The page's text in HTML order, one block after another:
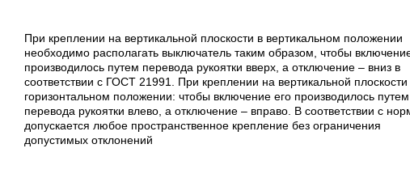
При креплении на вертикальной плоскости в вертикальном положении
необходимо располагать выключатель таким образом, чтобы
производилось путем перевода рукоятки вверх, а отключение – вниз в
соответствии с ГОСТ 21991. При креплении на вертикальной плоскости
горизонтальном положении: чтобы включение его производилось путем
перевода рукоятки влево, а отключение – вправо. В соответствии с
допускается любое пространственное крепление без ограничения
допустимых отклонений